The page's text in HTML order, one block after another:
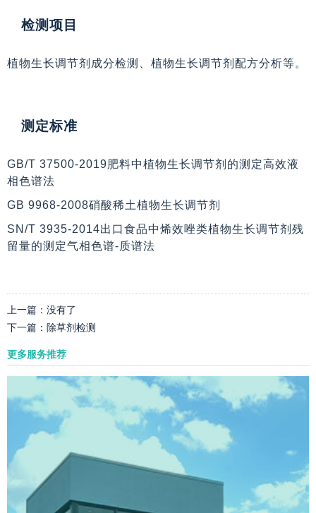
检测项目
植物生长调节剂成分检测、植物生长调节剂配方分析等。
测定标准
GB/T 37500-2019肥料中植物生长调节剂的测定高效液
相色谱法
GB 9968-2008硝酸稀土植物生长调节剂
SN/T 3935-2014出口食品中烯效唑类植物生长调节剂残
留量的测定气相色谱-质谱法
上一篇： 没有了
下一篇： 除草剂检测
更多服务推荐